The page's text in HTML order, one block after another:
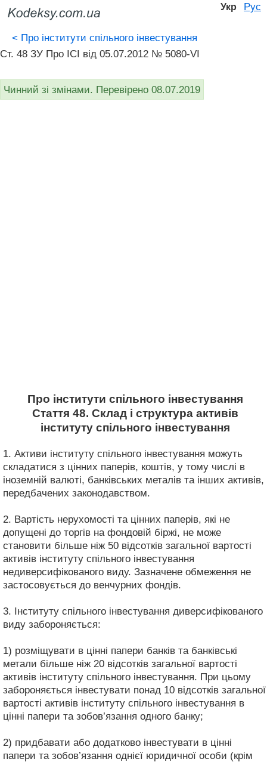
Укр Рус
< Про інститути спільного інвестування
Ст. 48 ЗУ Про ІСІ від 05.07.2012 № 5080-VI
Чинний зі змінами. Перевірено 08.07.2019
Про інститути спільного інвестування
Стаття 48. Склад і структура активів
інституту спільного інвестування
1. Активи інституту спільного інвестування можуть
складатися з цінних паперів, коштів, у тому числі в
іноземній валюті, банківських металів та інших активів,
передбачених законодавством.
2. Вартість нерухомості та цінних паперів, які не
допущені до торгів на фондовій біржі, не може
становити більше ніж 50 відсотків загальної вартості
активів інституту спільного інвестування
недиверсифікованого виду. Зазначене обмеження не
застосовується до венчурних фондів.
3. Інституту спільного інвестування диверсифікованого
виду забороняється:
1) розміщувати в цінні папери банків та банківські
метали більше ніж 20 відсотків загальної вартості
активів інституту спільного інвестування. При цьому
забороняється інвестувати понад 10 відсотків загальної
вартості активів інституту спільного інвестування в
цінні папери та зобов’язання одного банку;
2) придбавати або додатково інвестувати в цінні
папери та зобов’язання однієї юридичної особи (крім